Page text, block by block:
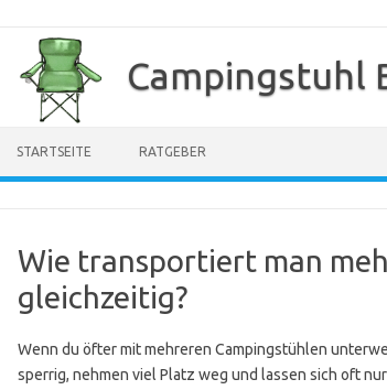
springen
Campingstuhl
STARTSEITE RATGEBER
Wie transportiert man
gleichzeitig?
Wenn du öfter mit mehreren Campingstühlen
sperrig, nehmen viel Platz weg und lassen sich oft